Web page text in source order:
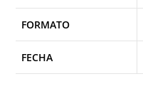
FORMATO
FECHA